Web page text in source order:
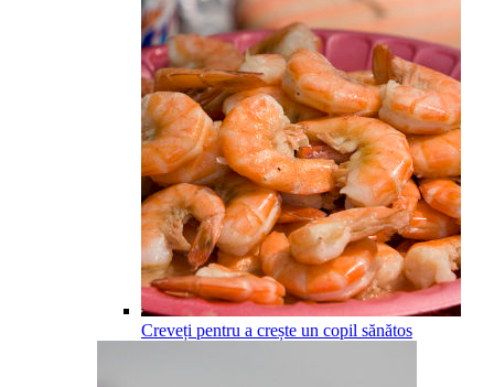
Creveți pentru a crește un copil sănătos